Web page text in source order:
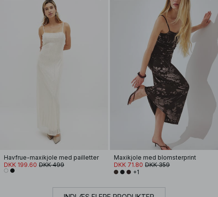
Havfrue-maxikjole med pailletter
DKK 199.60 DKK 499
Maxikjole med blomsterprint
DKK 71.80 DKK 359
+1